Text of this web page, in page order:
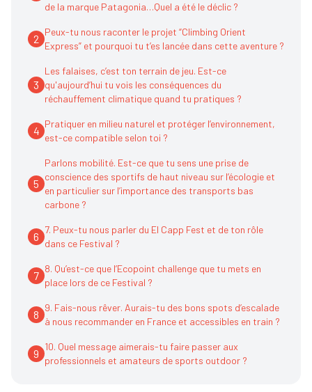
de la marque Patagonia…Quel a été le déclic ?
2
Peux-tu nous raconter le projet “Climbing Orient
Express” et pourquoi tu t’es lancée dans cette aventure ?
3
Les falaises, c’est ton terrain de jeu. Est-ce
qu'aujourd’hui tu vois les conséquences du
réchauffement climatique quand tu pratiques ?
4
Pratiquer en milieu naturel et protéger l’environnement,
est-ce compatible selon toi ?
5
Parlons mobilité. Est-ce que tu sens une prise de
conscience des sportifs de haut niveau sur l’écologie et
en particulier sur l’importance des transports bas
carbone ?
6
7. Peux-tu nous parler du El Capp Fest et de ton rôle
dans ce Festival ?
7
8. Qu’est-ce que l’Ecopoint challenge que tu mets en
place lors de ce Festival ?
8
9. Fais-nous rêver. Aurais-tu des bons spots d’escalade
à nous recommander en France et accessibles en train ?
9
10. Quel message aimerais-tu faire passer aux
professionnels et amateurs de sports outdoor ?